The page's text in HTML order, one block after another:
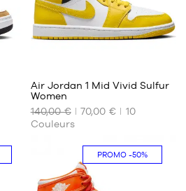
NOS
TAILLES
DISPONIBLES
38.5
Air Jordan 1 Mid Vivid Sulfur
Women
140,00 €
70,00 €
10
Couleurs
PROMO -50%